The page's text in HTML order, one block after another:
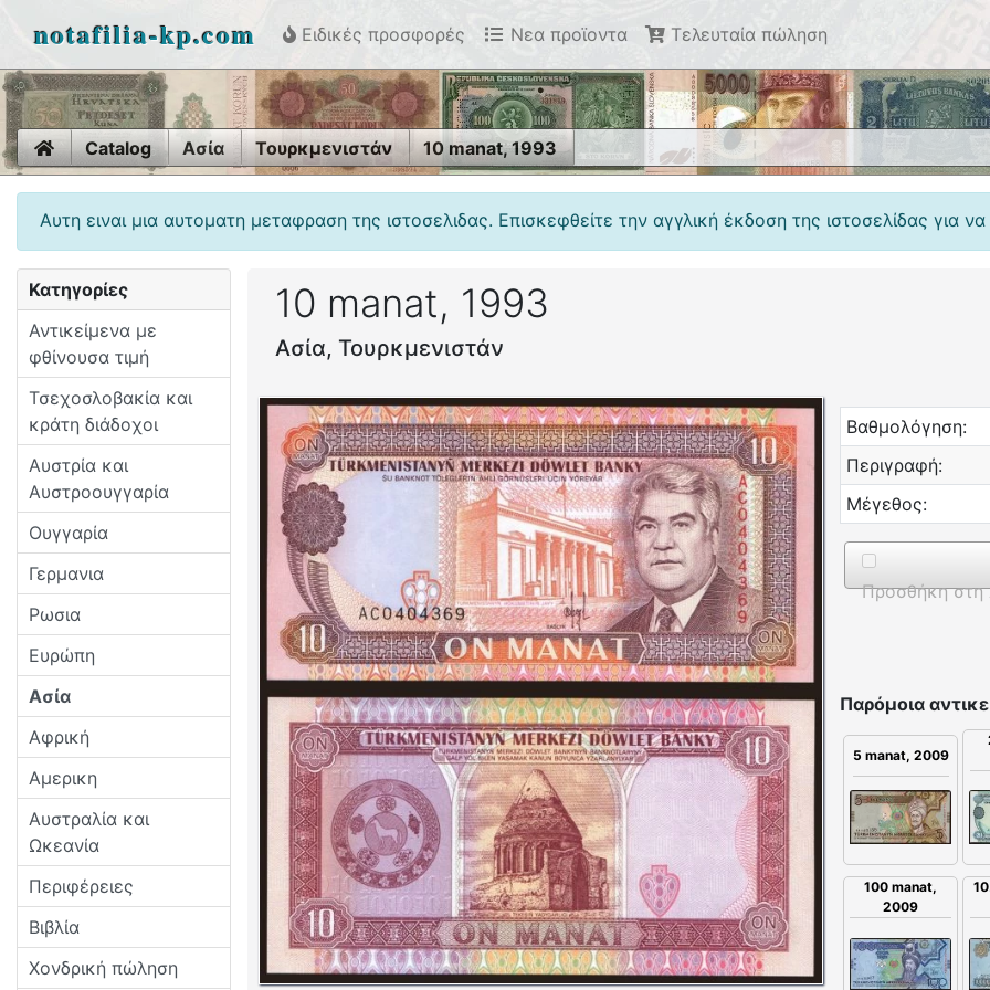
notafilia-kp.com Ειδικές προσφορές Νεα προϊοντα Τελευταία πώληση
HomeCatalog Ασία Τουρκμενιστάν 10 manat, 1993
Αυτη ειναι μια αυτοματη μεταφραση της ιστοσελιδας. Επισκεφθείτε την αγγλική έκδοση της ιστοσελίδας για
Κατηγορίες
Αντικείμενα με
φθίνουσα τιμή
Τσεχοσλοβακία και
κράτη διάδοχοι
Αυστρία και
Αυστροουγγαρία
Ουγγαρία
Γερμανια
Ρωσια
Ευρώπη
Ασία
Αφρική
Αμερικη
Αυστραλία και
Ωκεανία
Περιφέρειες
Βιβλία
Χονδρική πώληση
10 manat, 1993
Ασία, Τουρκμενιστάν
Βαθμολόγηση:
Περιγραφή:
Μέγεθος:
Προσθήκη στη
Παρόμοια
5 manat, 2009
100 manat,
2009